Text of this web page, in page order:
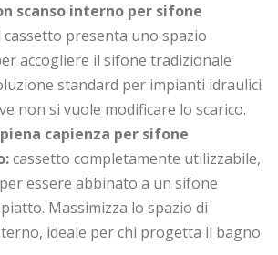
scanso interno per sifone
cassetto presenta uno spazio
accogliere il sifone tradizionale
standard per impianti idraulici
non si vuole modificare lo scarico.
capienza per sifone
cassetto completamente utilizzabile,
essere abbinato a un sifone
Massimizza lo spazio di
ideale per chi progetta il bagno